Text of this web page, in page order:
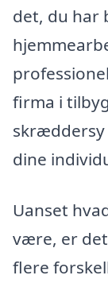
det, du har
firma i
skræddersy
dine
Uanset
være, er
flere